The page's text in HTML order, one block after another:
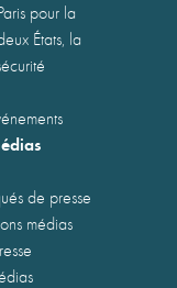
pour la
États, la
de presse
médias